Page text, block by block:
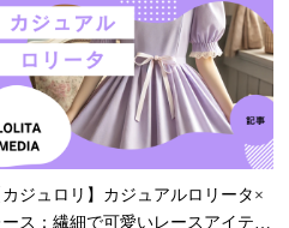
ジュロリ】カジュアルロリータ×
ス：繊細で可愛いレースアイテ…